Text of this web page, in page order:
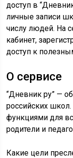
доступ в
личные записи
числу людей. На
кабинет,
доступ к
О сервисе
“Дневник ру” —
российских
функциями для
родители и
Какие цели